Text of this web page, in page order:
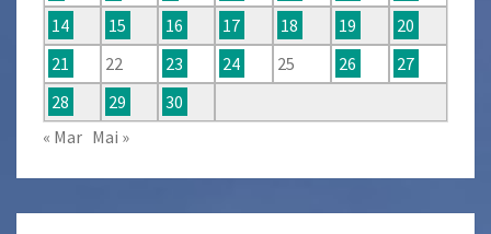
14
15 16 17 18 19
20
21
22 23 24 25 26
27
28
29
30
« Mar Mai »